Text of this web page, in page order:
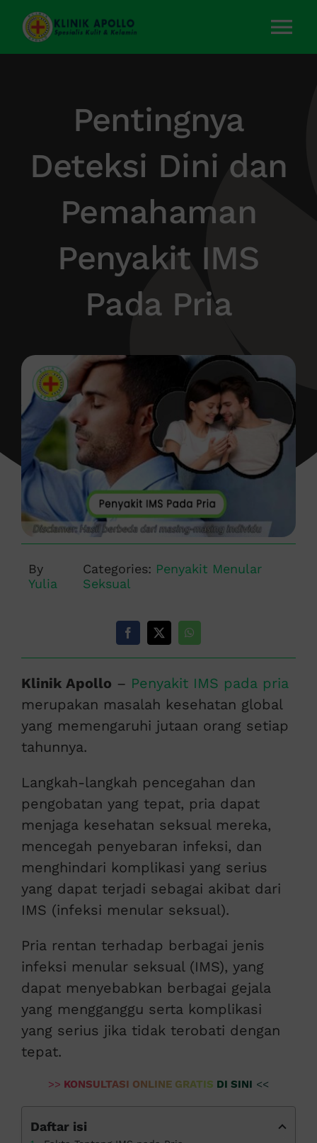
Skip
content
Layanan Kami
Tentang Kami
Kontak Kami
Pentingnya
Deteksi Dini dan
Pemahaman
Penyakit IMS
Pada Pria
By
Yulia
Categories: Penyakit Menular
Seksual
Klinik Apollo – Penyakit IMS pada pria
merupakan masalah kesehatan global
yang memengaruhi jutaan orang setiap
tahunnya.
Langkah-langkah pencegahan dan
pengobatan yang tepat, pria dapat
menjaga kesehatan seksual mereka,
mencegah penyebaran infeksi, dan
menghindari komplikasi yang serius
yang dapat terjadi sebagai akibat dari
IMS (infeksi menular seksual).
Pria rentan terhadap berbagai jenis
infeksi menular seksual (IMS), yang
dapat menyebabkan berbagai gejala
yang mengganggu serta komplikasi
yang serius jika tidak terobati dengan
tepat.
>> KONSULTASI ONLINE GRATIS DI SINI <<
Daftar isi